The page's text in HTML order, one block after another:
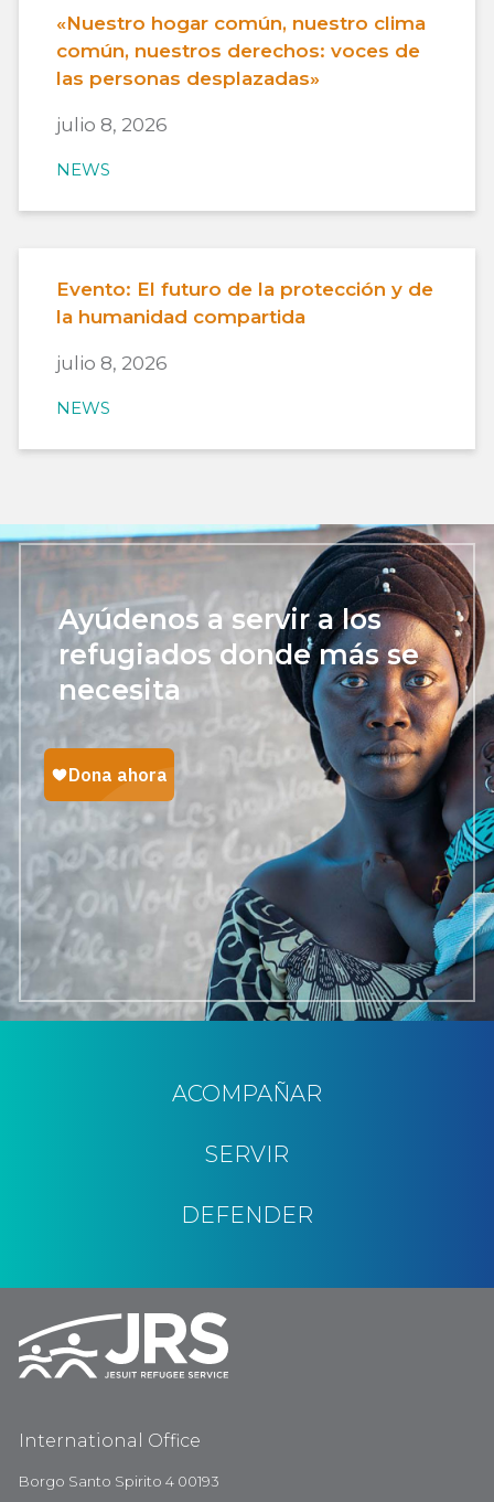
«Nuestro hogar común, nuestro clima
común, nuestros derechos: voces de
las personas desplazadas»
julio 8, 2026
NEWS
Evento: El futuro de la protección y de
la humanidad compartida
julio 8, 2026
NEWS
Ayúdenos a servir a los
refugiados donde más se
necesita
ACOMPAÑAR
SERVIR
DEFENDER
International Office
Borgo Santo Spirito 4 00193